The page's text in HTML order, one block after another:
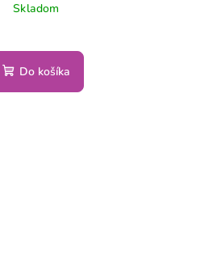
Skladom
Do košíka